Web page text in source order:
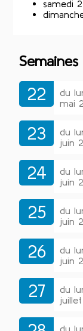
samedi
22
du
mai
23
du
juin
24
du
juin
25
du
juin
26
du
juin
27
du
du